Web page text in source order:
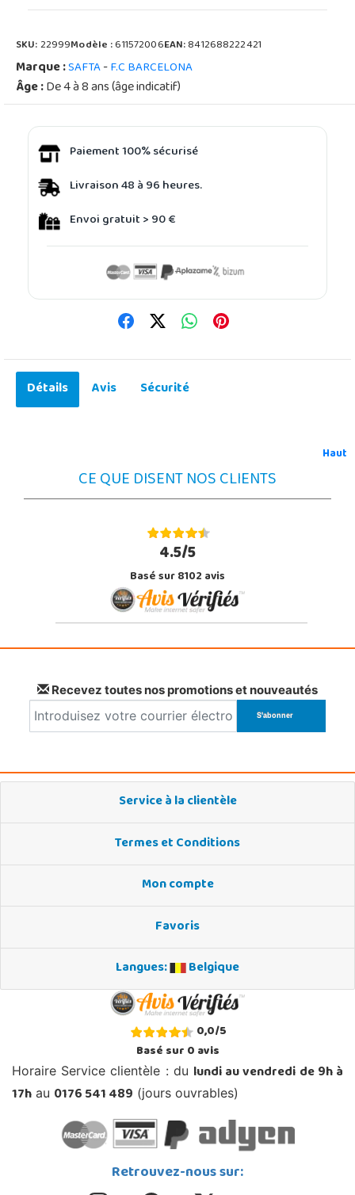
SKU:22999Modèle :611572006EAN:8412688222421
Marque :SAFTA-F.C BARCELONA
Âge :De 4 à 8 ans (âge indicatif)
Paiement 100% sécurisé
Livraison 48 à 96 heures.
Envoi gratuit > 90 €
Détails Avis Sécurité
Haut
CE QUE DISENT NOS CLIENTS
4.5/5
Basé sur 8102 avis
Recevez toutes nos promotions et nouveautés
Service à la clientèle
Termes et Conditions
Mon compte
Favoris
Langues:
Belgique
0,0/5
Basé sur0avis
Horaire Service clientèle : du lundi au vendredi de 9h à
17h au 0176 541 489 (jours ouvrables)
Retrouvez-nous sur: